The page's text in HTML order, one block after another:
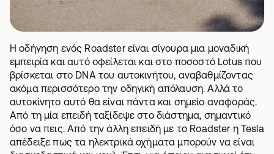
Η οδήγηση ενός Roadster είναι σίγουρα μια μοναδική
εμπειρία και αυτό οφείλεται και στο ποσοστό Lotus που
βρίσκεται στο DNA του αυτοκινήτου, αναβαθμίζοντας
ακόμα περισσότερο την οδηγική απόλαυση. Αλλά το
αυτοκίνητο αυτό θα είναι πάντα και σημείο αναφοράς.
Από τη μία επειδή ταξίδεψε στο διάστημα, σημαντικό
όσο να πεις. Από την άλλη επειδή με το Roadster η Tesla
απέδειξε πως τα ηλεκτρικά οχήματα μπορούν να είναι